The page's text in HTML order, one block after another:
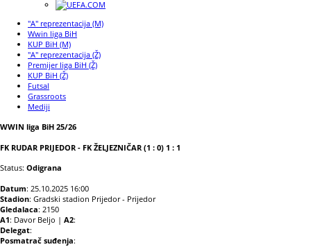
"A" reprezentacija (M)
Wwin liga BiH
KUP BiH (M)
"A" reprezentacija (Ž)
Premijer liga BiH (Ž)
KUP BiH (Ž)
Futsal
Grassroots
Mediji
WWIN liga BiH 25/26
FK RUDAR PRIJEDOR - FK ŽELJEZNIČAR (1 : 0) 1 : 1
Status: Odigrana
Datum: 25.10.2025 16:00
Stadion: Gradski stadion Prijedor - Prijedor
Gledalaca: 2150
A1: Davor Beljo | A2:
Delegat:
Posmatrač suđenja: